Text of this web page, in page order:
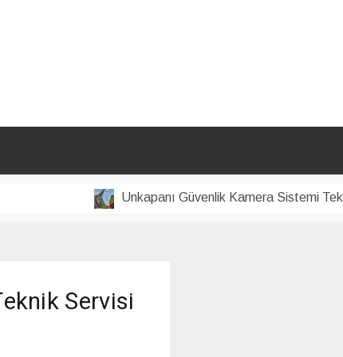
Unkapanı Güvenlik Kamera Sistemi Teknik
Servisi